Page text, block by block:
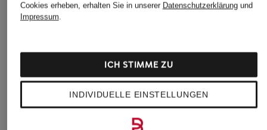
+Aktionsrabatt
Cookies erheben, erhalten Sie in unserer Datenschutzerklärungund
Impressum.
INDIVIDUELLE EINSTELLUNGEN
ICH STIMME ZU